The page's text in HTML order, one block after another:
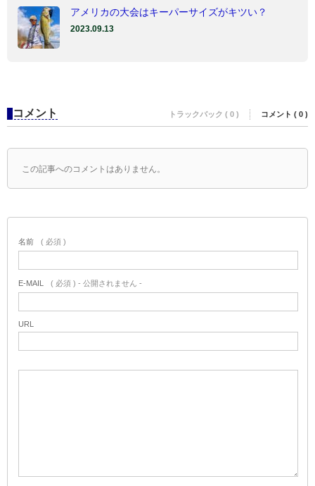
アメリカの大会はキーパーサイズがキツい？
2023.09.13
コメント トラックバック ( 0 ) コメント ( 0 )
この記事へのコメントはありません。
名前 ( 必須 )
E-MAIL ( 必須 ) - 公開されません -
URL